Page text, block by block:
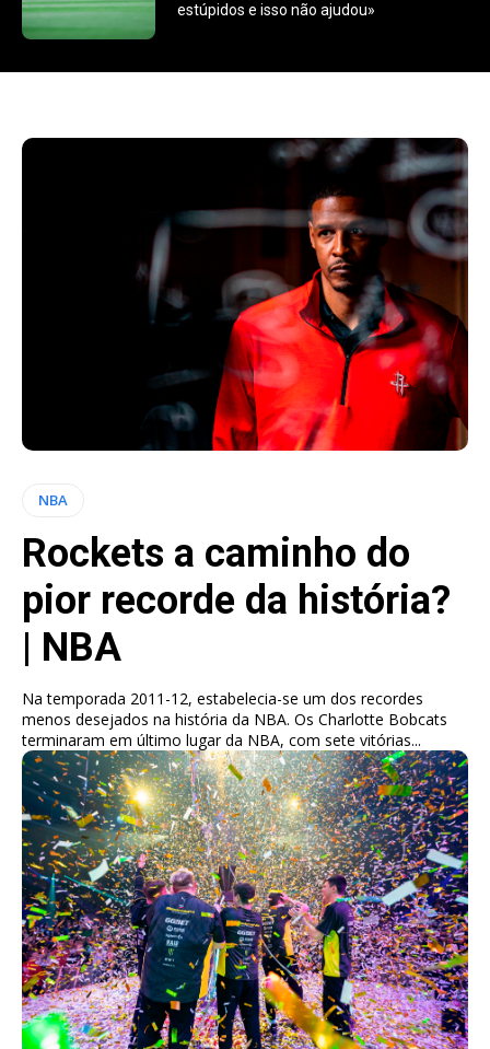
estúpidos e isso não ajudou»
NBA
Rockets a caminho do
pior recorde da história?
| NBA
Na temporada 2011-12, estabelecia-se um dos recordes
menos desejados na história da NBA. Os Charlotte Bobcats
terminaram em último lugar da NBA, com sete vitórias...